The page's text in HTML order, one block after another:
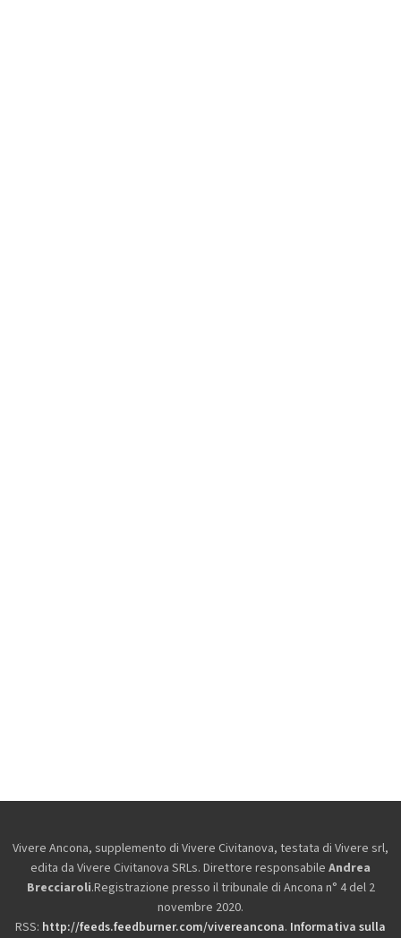
Vivere Ancona, supplemento di Vivere Civitanova, testata di Vivere srl,
edita da Vivere Civitanova SRLs. Direttore responsabile Andrea
Brecciaroli.Registrazione presso il tribunale di Ancona n° 4 del 2
novembre 2020.
RSS: http://feeds.feedburner.com/vivereancona. Informativa sulla